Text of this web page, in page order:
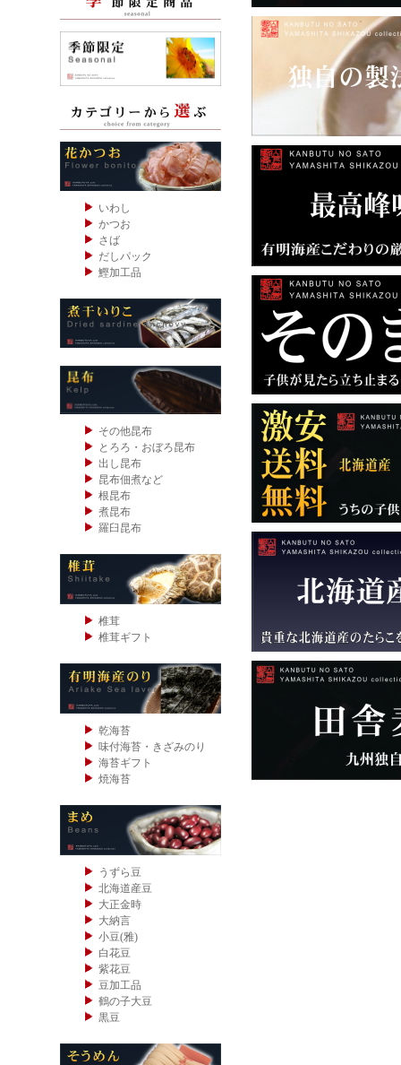
いわし
かつお
さば
だしパック
鰹加工品
その他昆布
とろろ・おぼろ昆布
出し昆布
昆布佃煮など
根昆布
煮昆布
羅臼昆布
椎茸
椎茸ギフト
乾海苔
味付海苔・きざみのり
海苔ギフト
焼海苔
うずら豆
北海道産豆
大正金時
大納言
小豆(雅)
白花豆
紫花豆
豆加工品
鶴の子大豆
黒豆